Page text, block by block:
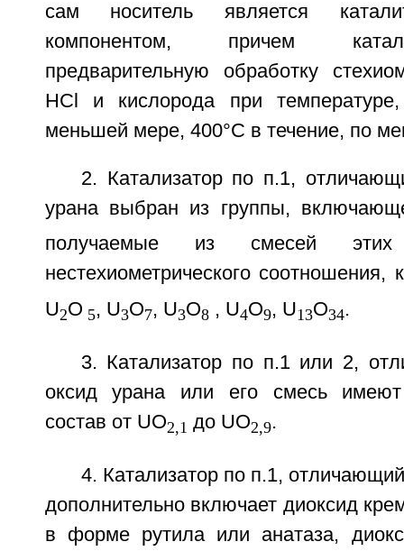
сам носитель является
компонентом, причем
предварительную обработку
НСl и кислорода при
меньшей мере, 400°С в течение, по
2. Катализатор по п.1,
урана выбран из группы,
получаемые из смесей
нестехиометрического соотношения,
U2O 5, U3O7, U3O8 , U4O9, U13O34.
3. Катализатор по п.1 или 2,
оксид урана или его смесь имеют
состав от UO2,1 до UO2,9.
4. Катализатор по п.1,
дополнительно включает диоксид
в форме рутила или анатаза,